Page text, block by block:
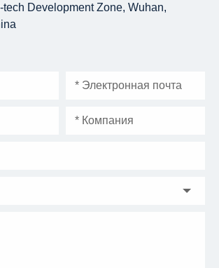
tech Development Zone, Wuhan,